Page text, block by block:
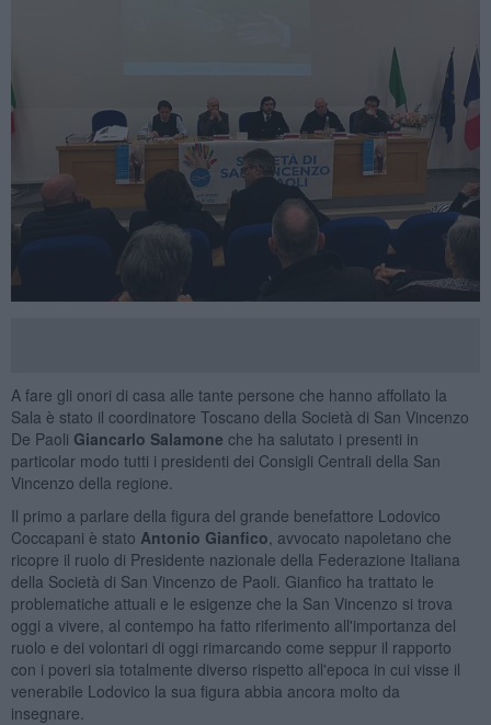
A fare gli onori di casa alle tante persone che hanno affollato la
Sala è stato il coordinatore Toscano della Società di San Vincenzo
De Paoli Giancarlo Salamone che ha salutato i presenti in
particolar modo tutti i presidenti dei Consigli Centrali della San
Vincenzo della regione.
Il primo a parlare della figura del grande benefattore Lodovico
Coccapani è stato Antonio Gianfico , avvocato napoletano che
ricopre il ruolo di Presidente nazionale della Federazione Italiana
della Società di San Vincenzo de Paoli. Gianfico ha trattato le
problematiche attuali e le esigenze che la San Vincenzo si trova
oggi a vivere, al contempo ha fatto riferimento all'importanza del
ruolo e dei volontari di oggi rimarcando come seppur il rapporto
con i poveri sia totalmente diverso rispetto all'epoca in cui visse il
venerabile Lodovico la sua figura abbia ancora molto da
insegnare.